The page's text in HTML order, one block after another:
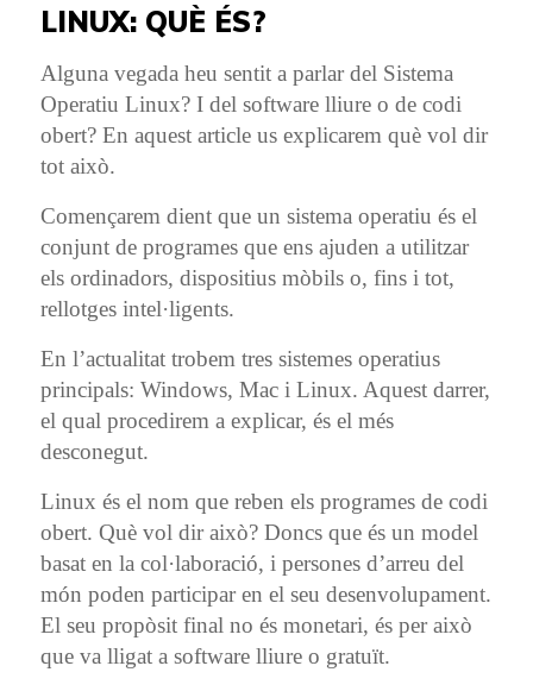
LINUX: QUÈ ÉS?
Alguna vegada heu sentit a parlar del Sistema
Operatiu Linux? I del software lliure o de codi
obert? En aquest article us explicarem què vol dir
tot això.
Començarem dient que un sistema operatiu és el
conjunt de programes que ens ajuden a utilitzar
els ordinadors, dispositius mòbils o, fins i tot,
rellotges intel·ligents.
En l’actualitat trobem tres sistemes operatius
principals: Windows, Mac i Linux. Aquest darrer,
el qual procedirem a explicar, és el més
desconegut.
Linux és el nom que reben els programes de codi
obert. Què vol dir això? Doncs que és un model
basat en la col·laboració, i persones d’arreu del
món poden participar en el seu desenvolupament.
El seu propòsit final no és monetari, és per això
que va lligat a software lliure o gratuït.